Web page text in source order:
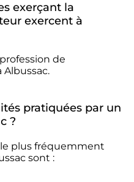
exerçant la
exercent à
de
pratiquées par un
?
plus fréquemment
sont :